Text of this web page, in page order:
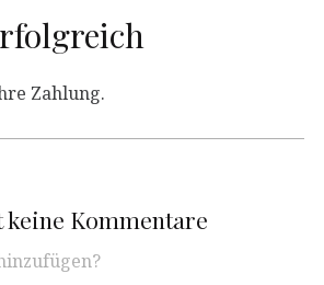
Zahlung.
keine Kommentare